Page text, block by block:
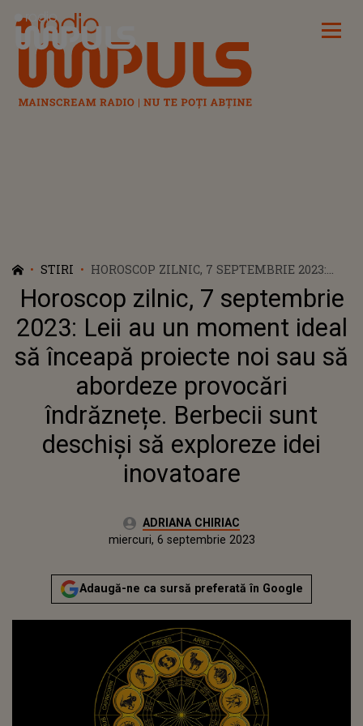
Radio Impuls
STIRI
HOROSCOP ZILNIC, 7 SEPTEMBRIE 2023:
LEII AU UN MOMENT IDEAL SĂ ÎNCEAPĂ
PROIECTE NOI SAU SĂ ABORDEZE
PROVOCĂRI ÎNDRĂZNEȚE. BERBECII SUNT
DESCHIȘI SĂ EXPLOREZE IDEI INOVATOARE
Horoscop zilnic, 7 septembrie
2023: Leii au un moment ideal
să înceapă proiecte noi sau să
abordeze provocări
îndrăznețe. Berbecii sunt
deschiși să exploreze idei
inovatoare
Autor:ADRIANA CHIRIAC
miercuri, 6 septembrie 2023
Actualizat:
miercuri, 6 septembrie 2023
Adaugă-ne ca sursă preferată în Google